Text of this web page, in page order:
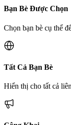
Bạn Bè Được Chọn
Chọn bạn bè cụ thể
Tất Cả Bạn Bè
Hiển thị cho tất cả